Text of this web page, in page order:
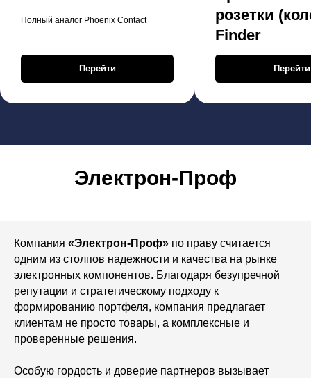
Полный аналог Phoenix Contact
Перейти
розетки
Finder
Перейти
Электрон-Проф
Компания «Электрон-Проф» по праву считается
одним из столпов надежности и качества на рынке
электронных компонентов. Благодаря безупречной
репутации и стратегическому подходу к
формированию портфеля, компания предлагает
клиентам не просто товары, а комплексные и
проверенные решения.
Особую гордость и доверие партнеров вызывает